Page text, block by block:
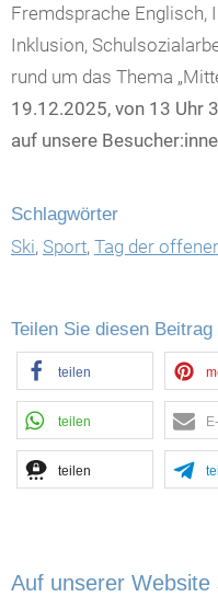
Fremdsprache Englisch,
Inklusion,
rund um das Thema
19.12.2025, von 13 Uhr
auf unsere
Schlagwörter
Ski, Sport, Tag der
Teilen Sie diesen
teilen
teilen
teilen
Auf unserer Website